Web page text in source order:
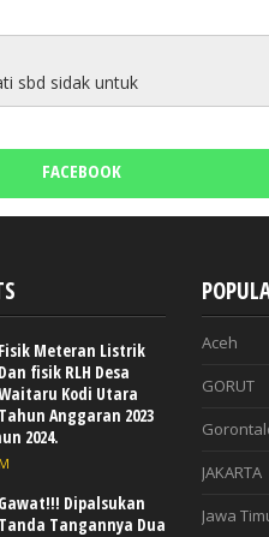
sbd sidak untuk
FACEBOOK
Fisik Meteran Listrik
Dan fisik RLH Desa
Kodi Utara
Tahun Anggaran 2023
2024.
Gawat!!! Dipalsukan
Tanda Tangannya Dua
Aceh
GORUT
JAKARTA
Jawa